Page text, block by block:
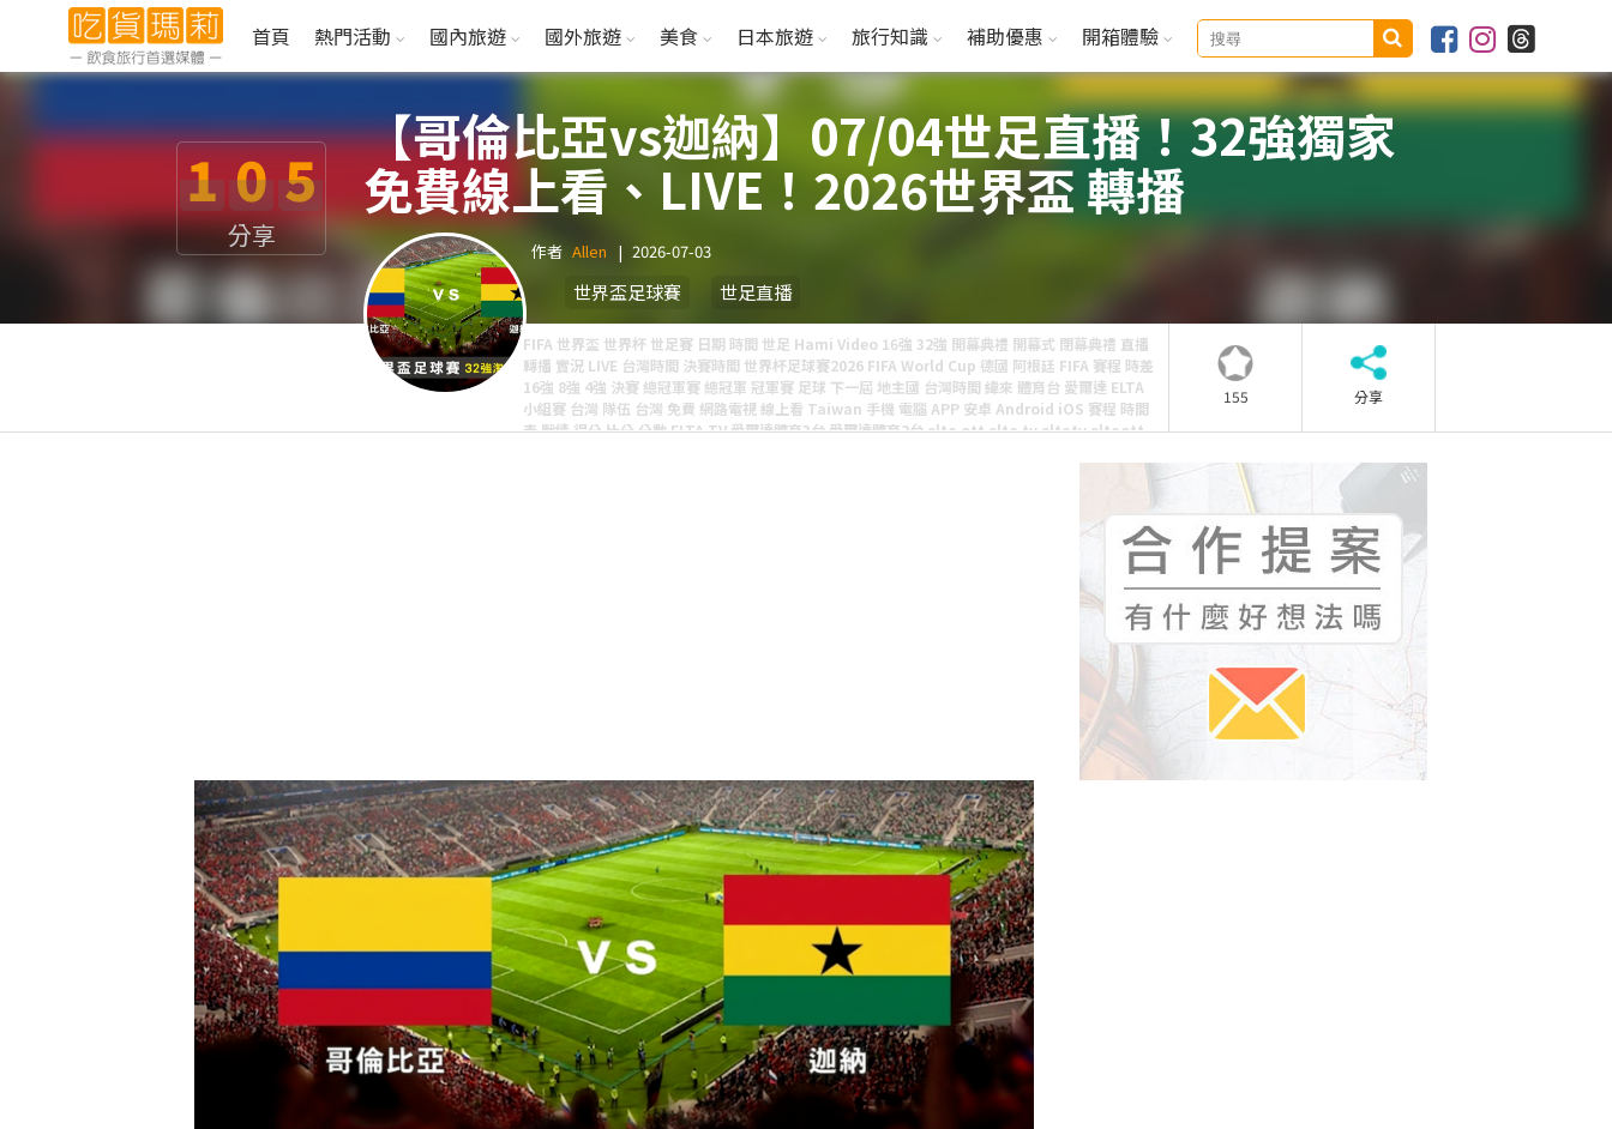
首頁 熱門活動 國內旅遊 國外旅遊 美食 日本旅遊 旅行知識 補助優惠 開箱體驗
1 0 5
分享
【哥倫比亞vs迦納】07/04世足直播！32強獨家
免費線上看、LIVE！2026世界盃 轉播
作者 Allen | 2026-07-03
世界盃足球賽 世足直播
FIFA 世界盃 世界杯 世足賽 日期 時間 世足 Hami Video 16強 32強 開幕典禮 開幕式 閉幕典禮 直播
轉播 實況 LIVE 台灣時間 決賽時間 世界杯足球賽2026 FIFA World Cup 德國 阿根廷 FIFA 賽程 時差
16強 8強 4強 決賽 總冠軍賽 總冠軍 冠軍賽 足球 下一屆 地主國 台灣時間 緯來 體育台 愛爾達 ELTA
小組賽 台灣 隊伍 台灣 免費 網路電視 線上看 Taiwan 手機 電腦 APP 安卓 Android iOS 賽程 時間
表 戰績 得分 比分 分數 ELTA TV 愛爾達體育3台 愛爾達體育2台 elta ott elta tv eltatv eltaott
155 分享